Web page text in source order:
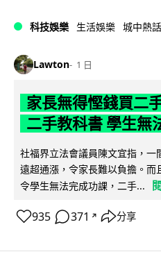
科技娛樂 生活娛樂 城中熱話
Lawton 1 日
家長無得慳錢買二
二手教科書 學生無
社福界立法會議員陳文宜指，
遠超通漲，令家長難以負擔。而
令學生無法完成功課，二手...
935 371 ↗ 分享